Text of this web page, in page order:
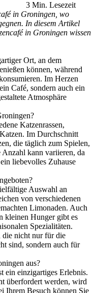
3 Min. Lesezeit
in Groningen, wo
In diesem Artikel
in Groningen wissen
Ort, an dem
können, während
Im Herzen
Café, sondern auch ein
Atmosphäre
Katzenrassen,
Im Durchschnitt
die täglich zum Spielen,
kann variieren, da
liebevolles Zuhause
Auswahl an
von verschiedenen
Limonaden. Auch
kleinen Hunger gibt es
Spezialitäten.
die nicht nur für die
sind, sondern auch für
aus?
ein einzigartiges Erlebnis.
überfordert werden, wird
Ihrem Besuch können Sie